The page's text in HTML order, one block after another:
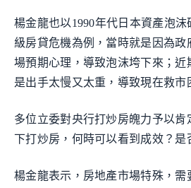
楊金龍也以1990年代日本資產泡沫
級房貸危機為例，當時就是因為
場預期心理，導致泡沫垮下來；近
是出手太慢又太重，導致現在救市
多位立委對央行打炒房魄力予以
下打炒房，何時可以看到成效？是
楊金龍表示，房地產市場特殊，需